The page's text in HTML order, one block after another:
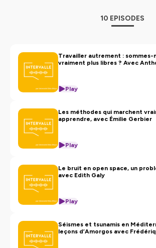
D'où vient le mythe des Illuminati ?
la poussière d'étoiles ? Découvrez
Hébergé par Ausha. Visitezausha.co/
confidentialite
10 EPISODES
Travailler autrement : sommes-
vraiment plus libres ? Avec
Play
Les méthodes qui marchent
apprendre, avec Émilie Gerbier
Play
Le bruit en open space, un
avec Edith Galy
Play
Séismes et tsunamis en
leçons d’Amorgos avec